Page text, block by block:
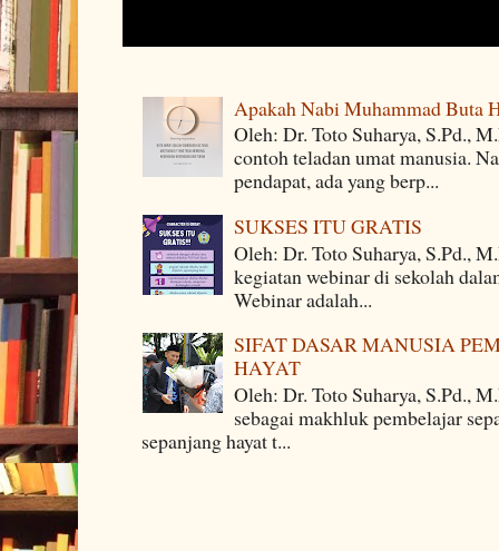
Apakah Nabi Muhammad Buta
Oleh: Dr. Toto Suharya, S.Pd.,
contoh teladan umat manusia.
pendapat, ada yang berp...
SUKSES ITU GRATIS
Oleh: Dr. Toto Suharya, S.Pd.,
kegiatan webinar di sekolah
Webinar adalah...
SIFAT DASAR MANUSIA
HAYAT
Oleh: Dr. Toto Suharya, S.Pd.,
sebagai makhluk pembelajar
sepanjang hayat t...